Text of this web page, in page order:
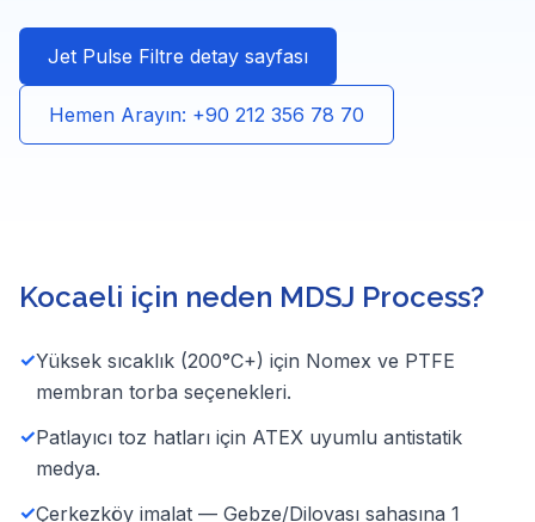
Jet Pulse Filtre detay sayfası
Hemen Arayın: +90 212 356 78 70
Kocaeli için neden MDSJ Process?
✓Yüksek sıcaklık (200°C+) için Nomex ve PTFE
membran torba seçenekleri.
✓Patlayıcı toz hatları için ATEX uyumlu antistatik
medya.
✓Çerkezköy imalat — Gebze/Dilovası sahasına 1